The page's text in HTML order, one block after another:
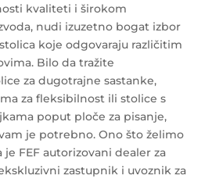
kvaliteti i širokom
nudi izuzetno bogat izbor
koje odgovaraju različitim
Bilo da tražite
za dugotrajne sastanke,
za fleksibilnost ili stolice s
poput ploče za pisanje,
je potrebno. Ono što želimo
FEF autorizovani dealer za
zastupnik i uvoznik za